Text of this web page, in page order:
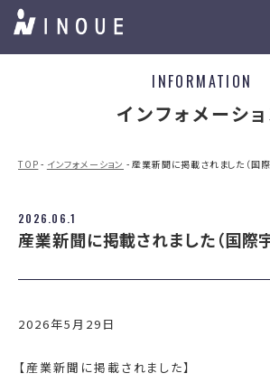
INFORMATION
インフォメーシ
TOP - インフォメーション - 産業新聞に掲載されました（国際
2026.06.1
産業新聞に掲載されました（国際
2026年5月29日
【産業新聞に掲載されました】